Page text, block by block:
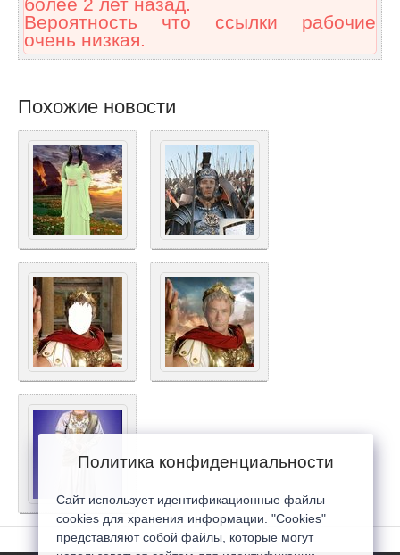
более 2 лет назад.
Вероятность что ссылки рабочие
очень низкая.
Похожие новости
Политика конфиденциальности
Сайт использует идентификационные файлы
cookies для хранения информации. "Cookies"
представляют собой файлы, которые могут